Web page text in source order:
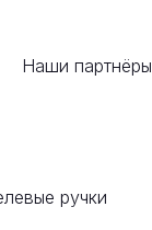
Наши партнёры
ручки